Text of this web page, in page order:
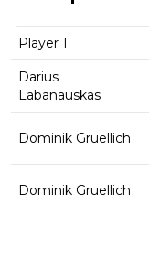
Player 1
Darius
Labanauskas
Dominik Gruellich
Dominik Gruellich